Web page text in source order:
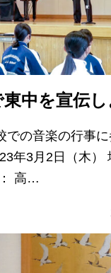
中を宣伝し
での音楽の行事に
年3月2日（木）
高…